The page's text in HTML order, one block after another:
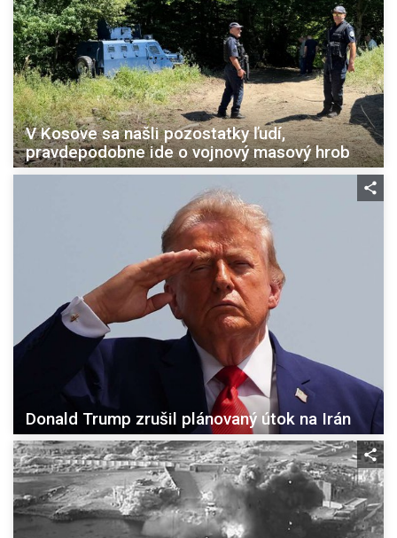
V Kosove sa našli pozostatky ľudí,
pravdepodobne ide o vojnový masový hrob
Donald Trump zrušil plánovaný útok na Irán